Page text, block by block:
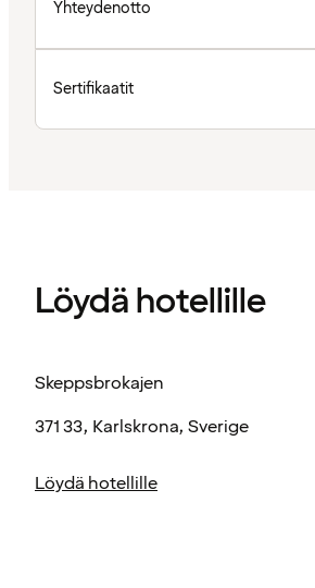
Yhteydenotto
Sertifikaatit
Löydä hotellille
Skeppsbrokajen
371 33, Karlskrona, Sverige
Löydä hotellille